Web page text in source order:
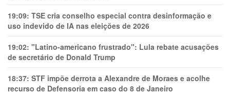
19:09: TSE cria conselho especial contra desinformação e
uso indevido de IA nas eleições de 2026
19:02: "Latino-americano frustrado": Lula rebate acusações
de secretário de Donald Trump
18:37: STF impõe derrota a Alexandre de Moraes e acolhe
recurso de Defensoria em caso do 8 de Janeiro